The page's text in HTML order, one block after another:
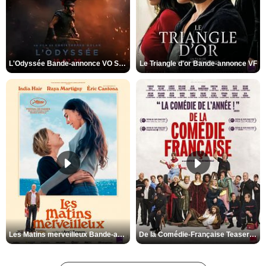
L'Odyssée Bande-annonce VO STFR Le Triangle d'or Bande-annonce VF
Les Matins merveilleux Bande-annonce VF De la Comédie-Française Teaser VF